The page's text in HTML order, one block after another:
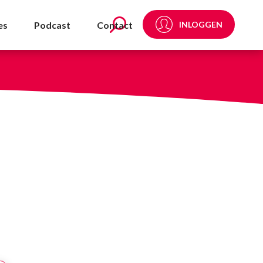
- NVDA
Podcast Contact INLOGGEN